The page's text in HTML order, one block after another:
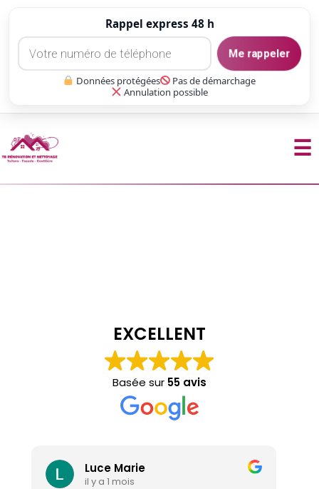
Rappel express 48 h
Me rappeler
Données protégées
Pas de démarchage
Annulation possible
☰
EXCELLENT
Basée sur 55 avis
Luce Marie
il y a 1 mois